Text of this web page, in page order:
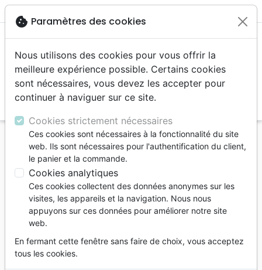
menu
Accueil Livres
Témoignages, biographies
Otage d’un groupe armé au Tchad - Témoignage de
Paul Horala
Otage d’un groupe armé au Tchad
Témoignage de Paul Horala
Auteur :
RéférenceSCR2044 EAN9782826020448
Scripsi
cookie Paramètres des cookies
Nous utilisons des cookies pour vous offrir la
meilleure expérience possible. Certains cookies
sont nécessaires, vous devez les accepter pour
continuer à naviguer sur ce site.
Cookies strictement nécessaires
Ces cookies sont nécessaires à la fonctionnalité du site
web. Ils sont nécessaires pour l'authentification du client,
le panier et la commande.
Cookies analytiques
Ces cookies collectent des données anonymes sur les
visites, les appareils et la navigation. Nous nous
appuyons sur ces données pour améliorer notre site
web.
En fermant cette fenêtre sans faire de choix, vous acceptez
tous les cookies.